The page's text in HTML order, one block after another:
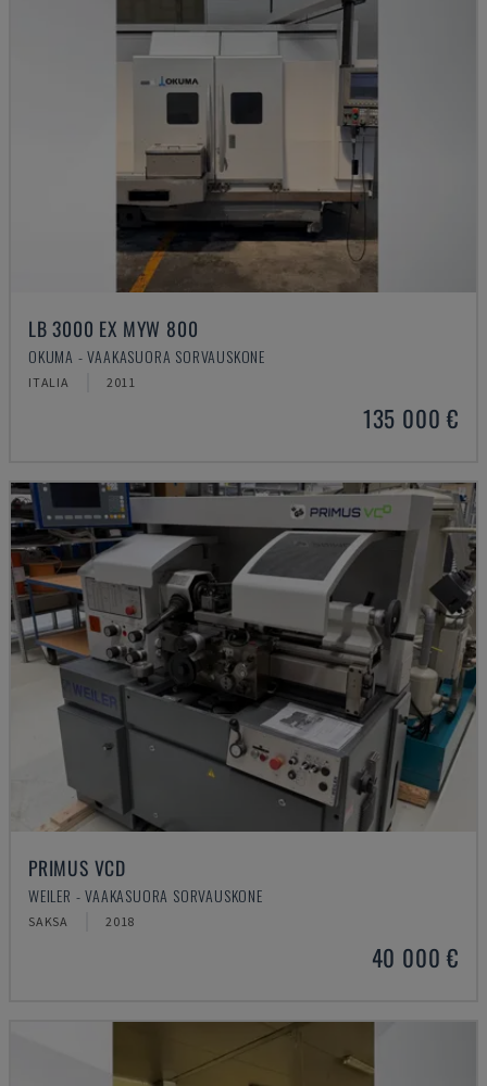
LB 3000 EX MYW 800
OKUMA - VAAKASUORA SORVAUSKONE
ITALIA 2011
135 000 €
PRIMUS VCD
WEILER - VAAKASUORA SORVAUSKONE
SAKSA 2018
40 000 €